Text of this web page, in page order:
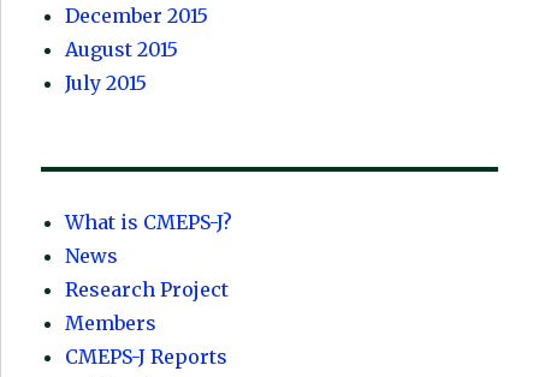
December 2015
August 2015
July 2015
What is CMEPS-J?
News
Research Project
Members
CMEPS-J Reports